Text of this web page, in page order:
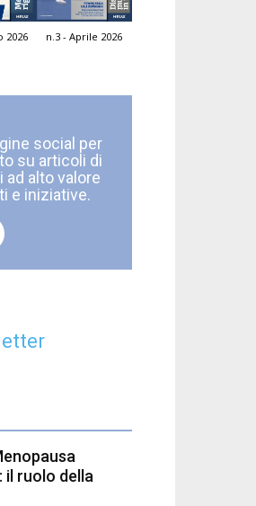
2026 n.3 - Aprile 2026
social per
su articoli di
ad alto valore
e iniziative.
il ruolo della